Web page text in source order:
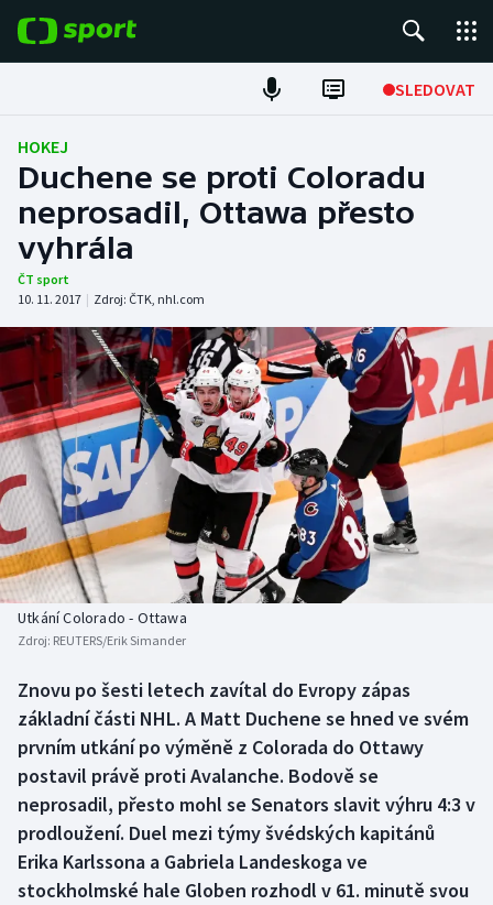
SLEDOVAT
Fotbal
Hokej
Tenis
Atletika
Cyklistika
DALŠÍ SPORTY
Americký fotbal
Baseball a softbal
Basketbal
Biatlon
Box
Curling
Dostihy
Florbal
NEPŘEHLÉDNĚTE
Soutěže
Historické návraty
Aplikace ČT sport
HOKEJ
Duchene se proti Coloradu
neprosadil, Ottawa přesto
vyhrála
ČT sport
10. 11. 2017 | Zdroj: ČTK, nhl.com
Utkání Colorado - Ottawa
Zdroj: REUTERS/Erik Simander
Znovu po šesti letech zavítal do Evropy zápas
základní části NHL. A Matt Duchene se hned ve svém
prvním utkání po výměně z Colorada do Ottawy
postavil právě proti Avalanche. Bodově se
neprosadil, přesto mohl se Senators slavit výhru 4:3 v
prodloužení. Duel mezi týmy švédských kapitánů
Erika Karlssona a Gabriela Landeskoga ve
stockholmské hale Globen rozhodl v 61. minutě svou